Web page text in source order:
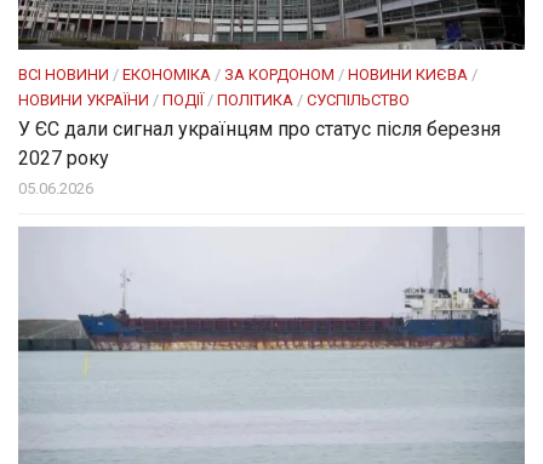
ВСІ НОВИНИ / ЕКОНОМІКА / ЗА КОРДОНОМ / НОВИНИ КИЄВА /
НОВИНИ УКРАЇНИ / ПОДІЇ / ПОЛІТИКА / СУСПІЛЬСТВО
У ЄС дали сигнал українцям про статус після березня
2027 року
05.06.2026